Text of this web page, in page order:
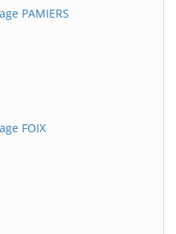
PAMIERS
FOIX